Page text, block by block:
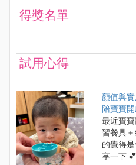
得獎名單
試用心得
顏值與
陪寶寶
最近寶
習餐具
的覺得
享一下